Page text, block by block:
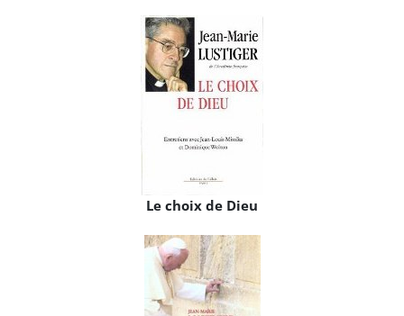
Le choix de Dieu